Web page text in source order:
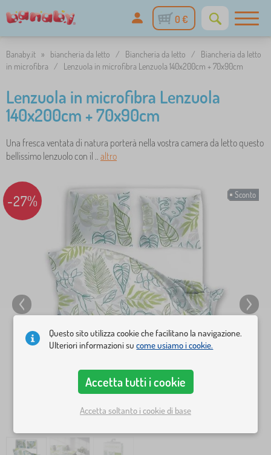
0 €
Banaby.it » biancheria da letto / Biancheria da letto /
Biancheria da letto
in microfibra
/ Lenzuola in microfibra Lenzuola 140x200cm + 70x90cm
Lenzuola in microfibra Lenzuola
140x200cm + 70x90cm
Una fresca ventata di natura porterà nella vostra camera da letto questo
bellissimo lenzuolo con il .. altro
Sconto
-27%
Questo sito utilizza cookie che facilitano la navigazione.
Ulteriori informazioni sucome usiamo i cookie.
Accetta tutti i cookie
Accetta soltanto i cookie di base